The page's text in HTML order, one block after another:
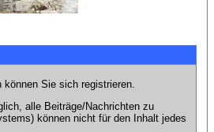
können Sie sich registrieren.
alle Beiträge/Nachrichten zu
können nicht für den Inhalt jedes